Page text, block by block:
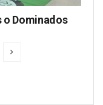
o Dominados